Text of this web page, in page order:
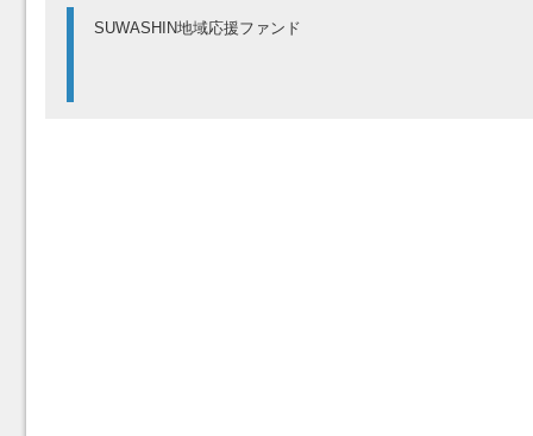
SUWASHIN地域応援ファンド